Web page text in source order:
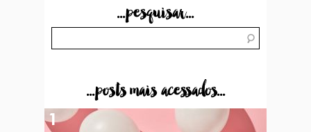
...pesquisar...
...posts mais acessados...
1